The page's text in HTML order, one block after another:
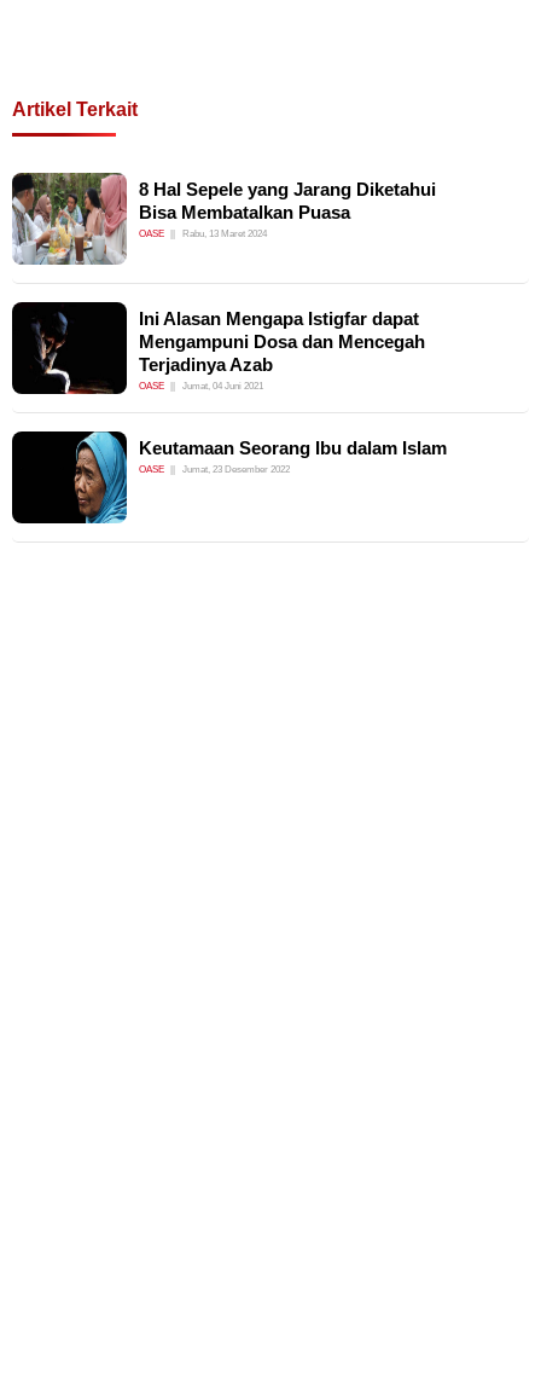
Artikel Terkait
8 Hal Sepele yang Jarang Diketahui
Bisa Membatalkan Puasa
OASE Rabu, 13 Maret 2024
Ini Alasan Mengapa Istigfar dapat
Mengampuni Dosa dan Mencegah
Terjadinya Azab
OASE Jumat, 04 Juni 2021
Keutamaan Seorang Ibu dalam Islam
OASE Jumat, 23 Desember 2022